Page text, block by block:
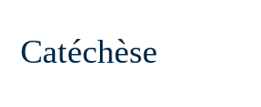
Catéchèse